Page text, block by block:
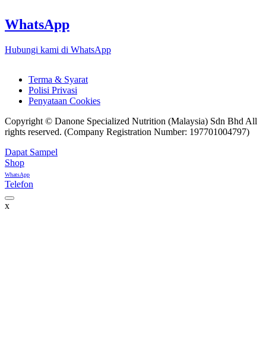
WhatsApp
Hubungi kami di WhatsApp
Terma & Syarat
Polisi Privasi
Penyataan Cookies
Copyright © Danone Specialized Nutrition (Malaysia) Sdn Bhd All
rights reserved. (Company Registration Number: 197701004797)
Dapat Sampel
Shop
WhatsApp
Telefon
x